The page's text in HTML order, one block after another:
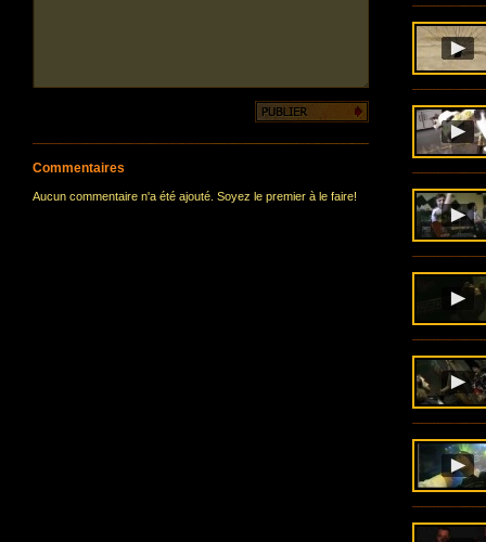
Commentaires
Aucun commentaire n'a été ajouté. Soyez le premier à le faire!